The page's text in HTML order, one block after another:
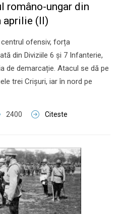
româno-ungar din
aprilie (II)
centrul ofensiv, forța
din Diviziile 6 și 7 Infanterie,
de demarcație. Atacul se dă pe
trei Crişuri, iar în nord pe
2400 Citeste